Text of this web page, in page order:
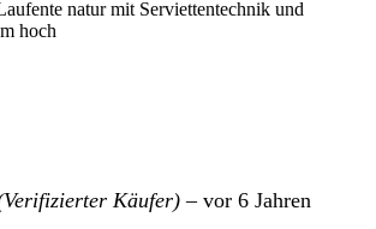
natur mit Serviettentechnik und
hoch
Käufer) – vor 6 Jahren